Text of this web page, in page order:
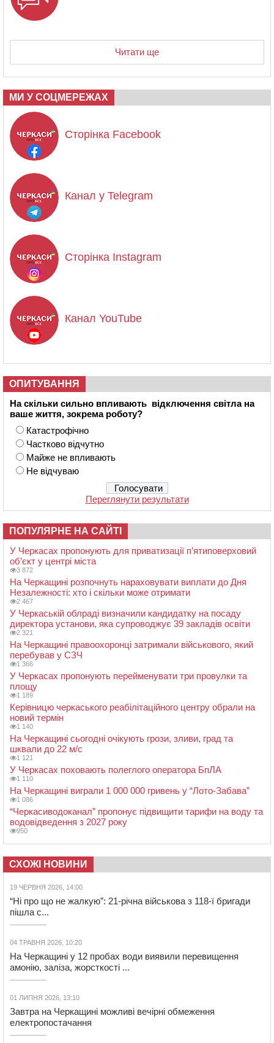
Читати ще
МИ У СОЦМЕРЕЖАХ
Сторінка Facebook
Канал у Telegram
Сторінка Instagram
Канал YouTube
ОПИТУВАННЯ
На скільки сильно впливають відключення світла на
ваше життя, зокрема роботу?
Катастрофічно
Частково відчутно
Майже не впливають
Не відчуваю
Переглянути результати
ПОПУЛЯРНЕ НА САЙТІ
У Черкасах пропонують для приватизації п’ятиповерховий
об’єкт у центрі міста
3 872
На Черкащині розпочнуть нараховувати виплати до Дня
Незалежності: хто і скільки може отримати
2 467
У Черкаській облраді визначили кандидатку на посаду
директора установи, яка супроводжує 39 закладів освіти
2 321
На Черкащині правоохоронці затримали військового, який
перебував у СЗЧ
1 366
У Черкасах пропонують перейменувати три провулки та
площу
1 189
Керівницю черкаського реабілітаційного центру обрали на
новий термін
1 140
На Черкащині сьогодні очікують грози, зливи, град та
шквали до 22 м/с
1 121
У Черкасах поховають полеглого оператора БпЛА
1 110
На Черкащині виграли 1 000 000 гривень у “Лото-Забава”
1 086
“Черкасиводоканал” пропонує підвищити тарифи на воду та
водовідведення з 2027 року
950
СХОЖІ НОВИНИ
19 ЧЕРВНЯ 2026, 14:00
“Ні про що не жалкую”: 21-річна військова з 118-ї бригади
пішла с...
04 ТРАВНЯ 2026, 10:20
На Черкащині у 12 пробах води виявили перевищення
амонію, заліза, жорсткості ...
01 ЛИПНЯ 2026, 13:10
Завтра на Черкащині можливі вечірні обмеження
електропостачання